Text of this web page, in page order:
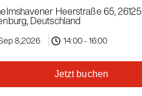
Heerstraße 65, 26125
Deutschland
8,2026 14:00 - 16:00
Jetzt buchen